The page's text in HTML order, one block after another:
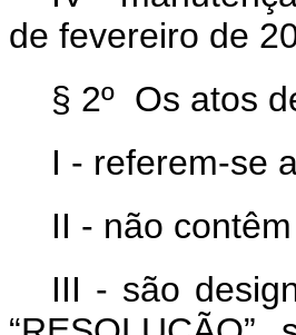
de fevereiro de
§ 2º Os atos
I - referem-se
II - não
III - são